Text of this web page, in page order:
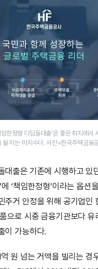
한정형 디딤돌대출’​은 좋은 취지에서
지는 미지수다. 사진=한국주택금융
대출은 기존에 시행하고 있
에 ‘책임한정형’이라는 옵션
주거 안정을 위해 공기업인
으로 시중 금융기관보다 유
이 가능하다.
원 넘는 거액을 빌리는 경